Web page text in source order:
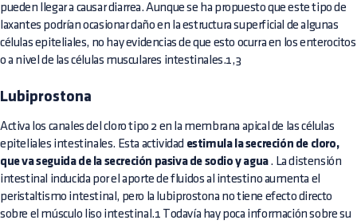
pueden llegar a causar diarrea. Aunque se ha propuesto que este tipo de
laxantes podrían ocasionar daño en la estructura superficial de algunas
células epiteliales, no hay evidencias de que esto ocurra en los enterocitos
o a nivel de las células musculares intestinales.1,3
Lubiprostona
Activa los canales del cloro tipo 2 en la membrana apical de las células
epiteliales intestinales. Esta actividad estimula la secreción de cloro,
que va seguida de la secreción pasiva de sodio y agua. La distensión
intestinal inducida por el aporte de fluidos al intestino aumenta el
peristaltismo intestinal, pero la lubiprostona no tiene efecto directo
sobre el músculo liso intestinal.1 Todavía hay poca información sobre su